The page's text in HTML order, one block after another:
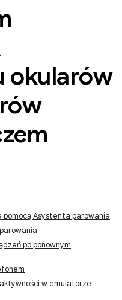
okularów
Asystenta parowania
po ponownym
w emulatorze